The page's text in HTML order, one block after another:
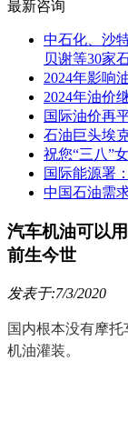
最新咨询
中石化、沙
贝谢等30家
2024年影响
2024年油价
国际油价再
石油巨头埃
祝您“三八”
国际能源署
中国石油需
汽车机油可以
前生今世
发表于:7/3/2020
国内根本没有摩
机油灌装。